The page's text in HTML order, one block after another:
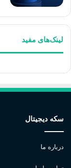
لینک‌های مفید
سکه دیجیتال
درباره ما